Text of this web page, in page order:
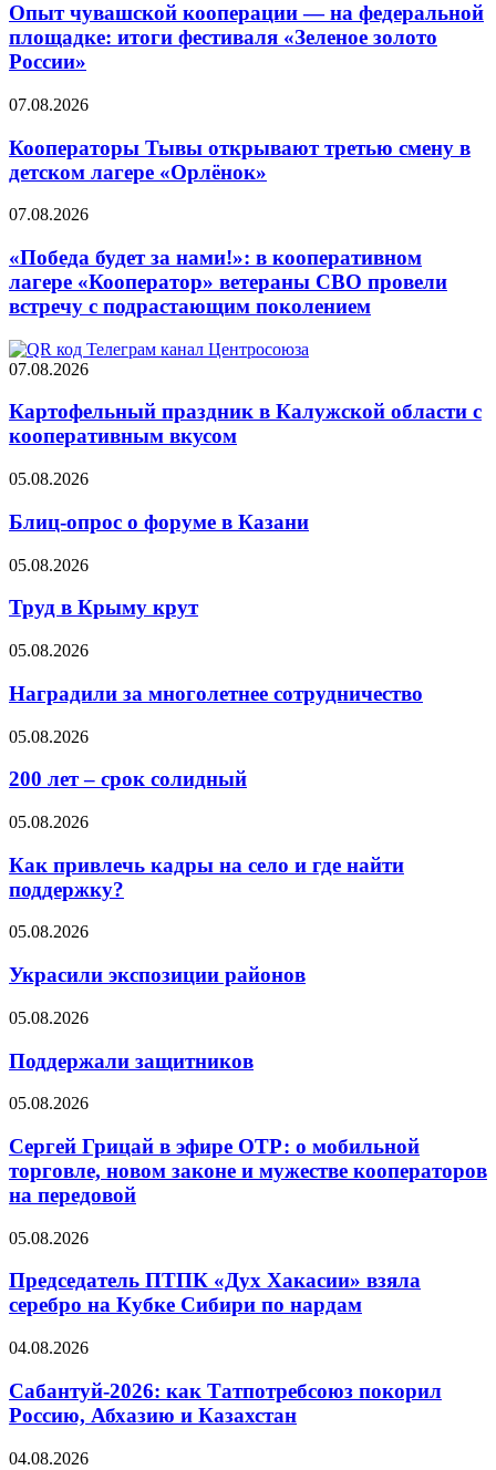
Опыт чувашской кооперации — на федеральной
площадке: итоги фестиваля «Зеленое золото
России»
07.08.2026
Кооператоры Тывы открывают третью смену в
детском лагере «Орлёнок»
07.08.2026
«Победа будет за нами!»: в кооперативном
лагере «Кооператор» ветераны СВО провели
встречу с подрастающим поколением
07.08.2026
Картофельный праздник в Калужской области с
кооперативным вкусом
05.08.2026
Блиц-опрос о форуме в Казани
05.08.2026
Труд в Крыму крут
05.08.2026
Наградили за многолетнее сотрудничество
05.08.2026
200 лет – срок солидный
05.08.2026
Как привлечь кадры на село и где найти
поддержку?
05.08.2026
Украсили экспозиции районов
05.08.2026
Поддержали защитников
05.08.2026
Сергей Грицай в эфире ОТР: о мобильной
торговле, новом законе и мужестве кооператоров
на передовой
05.08.2026
Председатель ПТПК «Дух Хакасии» взяла
серебро на Кубке Сибири по нардам
04.08.2026
Сабантуй-2026: как Татпотребсоюз покорил
Россию, Абхазию и Казахстан
04.08.2026